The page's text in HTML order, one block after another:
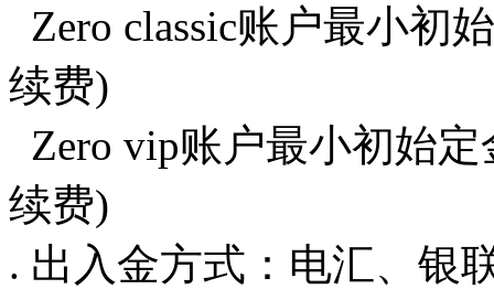
Zero classic账户最小初
续费)
Zero vip账户最小初始
续费)
. 出入金方式：电汇、银